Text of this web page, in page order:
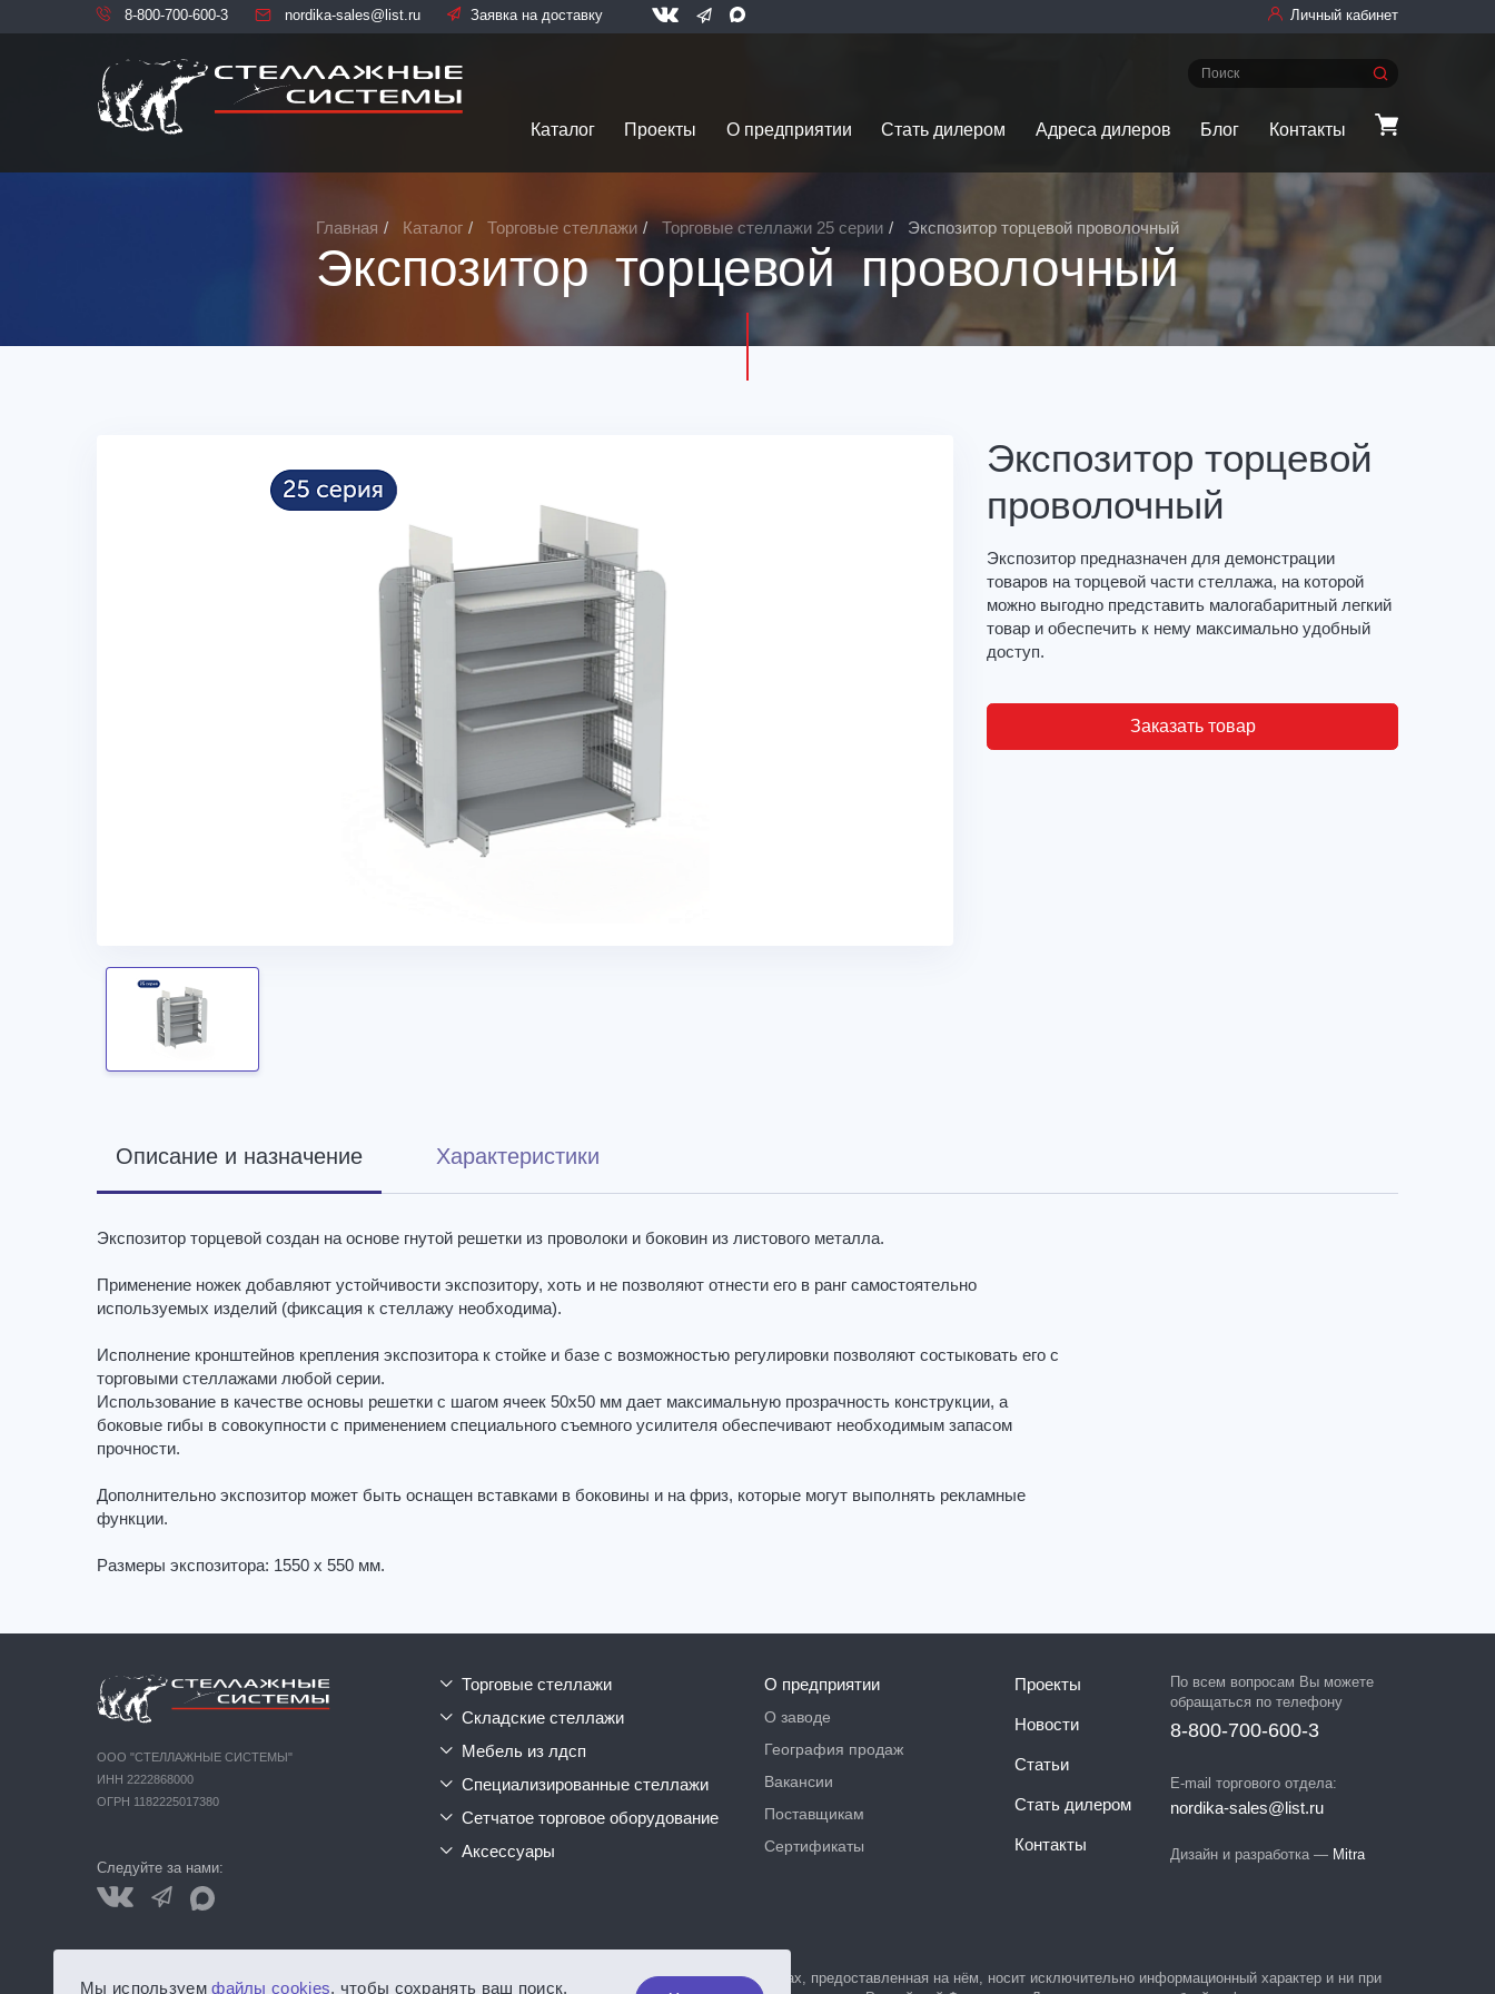
8-800-700-600-3 nordika-sales@list.ru Заявка на доставку Личный кабинет
Каталог Проекты О предприятии Стать дилером Адреса дилеров Блог Контакты
Главная Каталог Торговые стеллажи Торговые стеллажи 25 серии Экспозитор торцевой проволочный
Экспозитор торцевой проволочный
Экспозитор торцевой
проволочный
Экспозитор предназначен для демонстрации
товаров на торцевой части стеллажа, на которой
можно выгодно представить малогабаритный легкий
товар и обеспечить к нему максимально удобный
доступ.
Заказать товар
Описание и назначение Характеристики
Экспозитор торцевой создан на основе гнутой решетки из проволоки и боковин из листового металла.
Применение ножек добавляют устойчивости экспозитору, хоть и не позволяют отнести его в ранг самостоятельно
используемых изделий (фиксация к стеллажу необходима).
Исполнение кронштейнов крепления экспозитора к стойке и базе с возможностью регулировки позволяют состыковать его с
торговыми стеллажами любой серии.
Использование в качестве основы решетки с шагом ячеек 50х50 мм дает максимальную прозрачность конструкции, а
боковые гибы в совокупности с применением специального съемного усилителя обеспечивают необходимым запасом
прочности.
Дополнительно экспозитор может быть оснащен вставками в боковины и на фриз, которые могут выполнять рекламные
функции.
Размеры экспозитора: 1550 x 550 мм.
ООО "СТЕЛЛАЖНЫЕ СИСТЕМЫ"
ИНН 2222868000
ОГРН 1182225017380
Следуйте за нами:
торговые стеллажи
складские стеллажи
мебель из лдсп
специализированные стеллажи
сетчатое торговое оборудование
аксессуары
О предприятии
О заводе
География продаж
Вакансии
Поставщикам
Сертификаты
Проекты
Новости
Статьи
Стать дилером
Контакты
По всем вопросам Вы можете
обращаться по телефону
8-800-700-600-3
E-mail торгового отдела:
nordika-sales@list.ru
Дизайн и разработка — Mitra
Обращаем ваше внимание на то, что данный интернет-сайт, а также вся информация о товарах и ценах, предоставленная на нём, носит исключительно информационный характер и ни при
Мы используемфайлы cookies, чтобы сохранять ваш поиск,